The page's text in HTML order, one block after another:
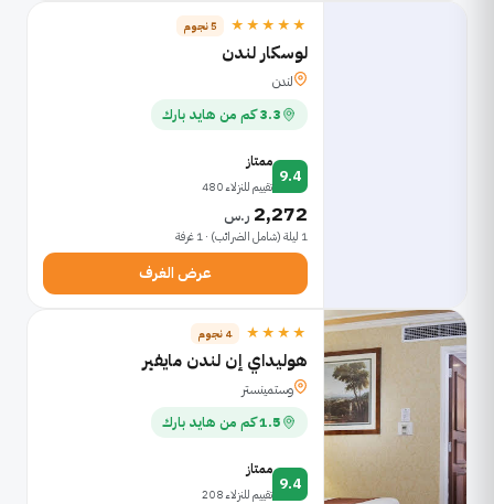
★★★★★ 5 نجوم
لوسكار لندن
لندن
3.3 كم من هايد بارك
9.4
ممتاز
تقييم للنزلاء 480
2,272 ر.س
1 ليلة (شامل الضرائب) · 1 غرفة
عرض الغرف
★★★★ 4 نجوم
هوليداي إن لندن مايفير
وستمينستر
1.5 كم من هايد بارك
9.4
ممتاز
تقييم للنزلاء 208